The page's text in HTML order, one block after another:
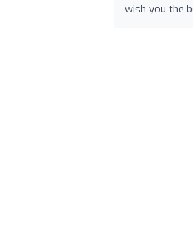
wish you the